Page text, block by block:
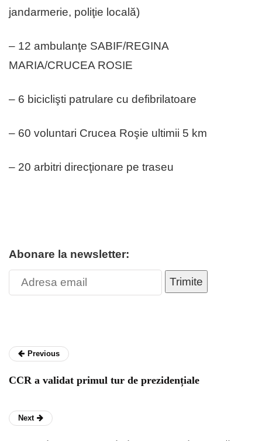
jandarmerie, poliţie locală)
– 12 ambulanţe SABIF/REGINA
MARIA/CRUCEA ROSIE
– 6 biciclişti patrulare cu defibrilatoare
– 60 voluntari Crucea Roşie ultimii 5 km
– 20 arbitri direcţionare pe traseu
Abonare la newsletter:
Trimite
Previous
CCR a validat primul tur de prezidențiale
Next